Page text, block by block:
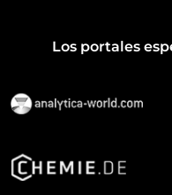
Los portales